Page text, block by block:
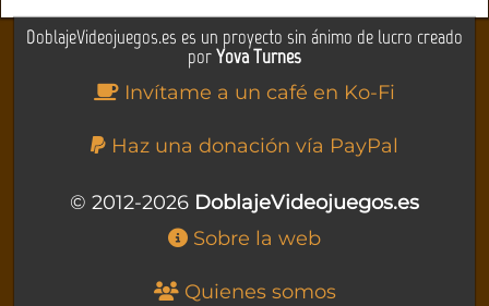
DoblajeVideojuegos.es es un proyecto sin ánimo de lucro creado
porYova Turnes
Invítame a un café en Ko-Fi
Haz una donación vía PayPal
© 2012-2026 DoblajeVideojuegos.es
Sobre la web
Quienes somos